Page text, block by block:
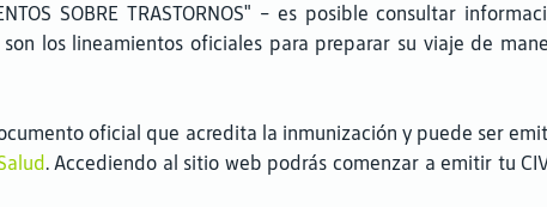
SOBRE TRASTORNOS" - es posible consultar
los lineamientos oficiales para preparar su viaje de
oficial que acredita la inmunización y puede ser
. Accediendo al sitio web podrás comenzar a emitir tu